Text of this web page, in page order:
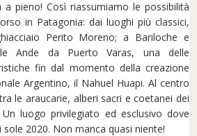
pieno! Così riassumiamo le possibilità
in Patagonia: dai luoghi più classici,
Perito Moreno; a Bariloche e
Ande da Puerto Varas, una delle
fin dal momento della creazione
Argentino, il Nahuel Huapi. Al centro
le araucarie, alberi sacri e coetanei dei
luogo privilegiato ed esclusivo dove
sole 2020. Non manca quasi niente!